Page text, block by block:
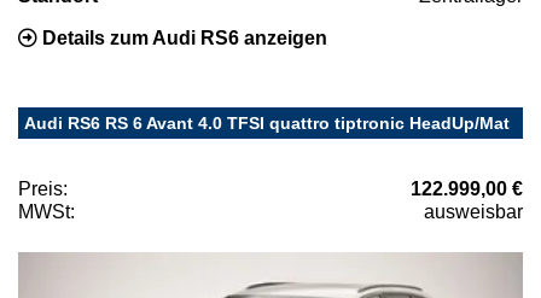
Details zum Audi RS6 anzeigen
Audi RS6 RS 6 Avant 4.0 TFSI quattro tiptronic HeadUp/Mat
Preis:
122.999,00 €
MWSt:
ausweisbar